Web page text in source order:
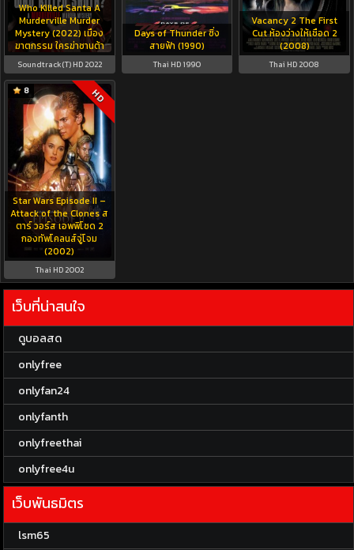
Who Killed Santa A
Murderville Murder
Mystery (2022) เมือง
ฆาตกรรม ใครฆ่าซานต้า
Soundtrack(T) HD 2022
Days of Thunder ซิ่ง
สายฟ้า (1990)
Thai HD 1990
Vacancy 2 The First
Cut ห้องว่างให้เชือด 2
(2008)
Thai HD 2008
Star Wars Episode II –
Attack of the Clones ส
ตาร์ วอร์ส เอพพิโซด 2
กองทัพโคลนส์จู่โจม
(2002)
8 HD
Thai HD 2002
เว็บที่น่าสนใจ
ดูบอลสด
onlyfree
onlyfan24
onlyfanth
onlyfreethai
onlyfree4u
เว็บพันธมิตร
lsm65